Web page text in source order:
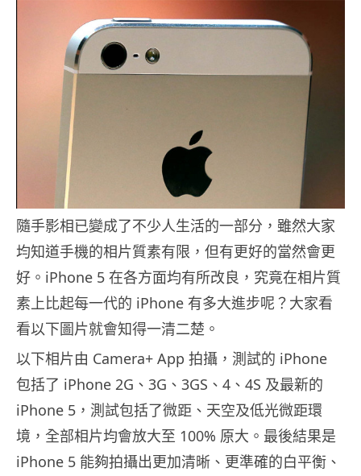
隨手影相已變成了不少人生活的一部分，雖然大家
均知道手機的相片質素有限，但有更好的當然會更
好。iPhone 5 在各方面均有所改良，究竟在相片質
素上比起每一代的 iPhone 有多大進步呢？大家看
看以下圖片就會知得一清二楚。
以下相片由 Camera+ App 拍攝，測試的 iPhone
包括了 iPhone 2G、3G、3GS、4、4S 及最新的
iPhone 5，測試包括了微距、天空及低光微距環
境，全部相片均會放大至 100% 原大。最後結果是
iPhone 5 能夠拍攝出更加清晰、更準確的白平衡、